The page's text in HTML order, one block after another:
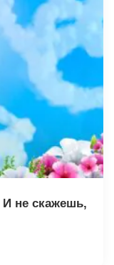
И не скажешь,